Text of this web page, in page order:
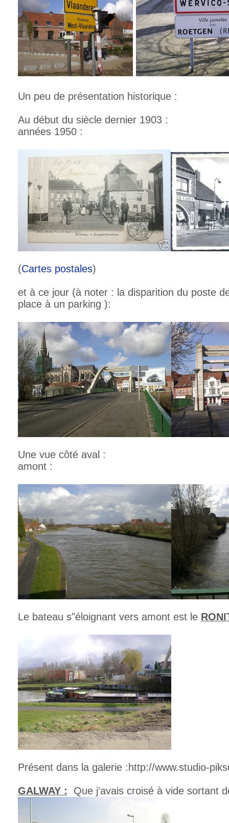
Un peu de présentation historique :
Au début du siècle dernier 1903
années 1950 :
(Cartes postales)
et à ce jour (à noter : la disparition du poste
place à un parking ):
Une vue côté aval :
amont :
Le bateau s"éloignant vers amont est le
Présent dans la galerie :http://www.studio-
GALWAY : Que j'avais croisé à vide sortant